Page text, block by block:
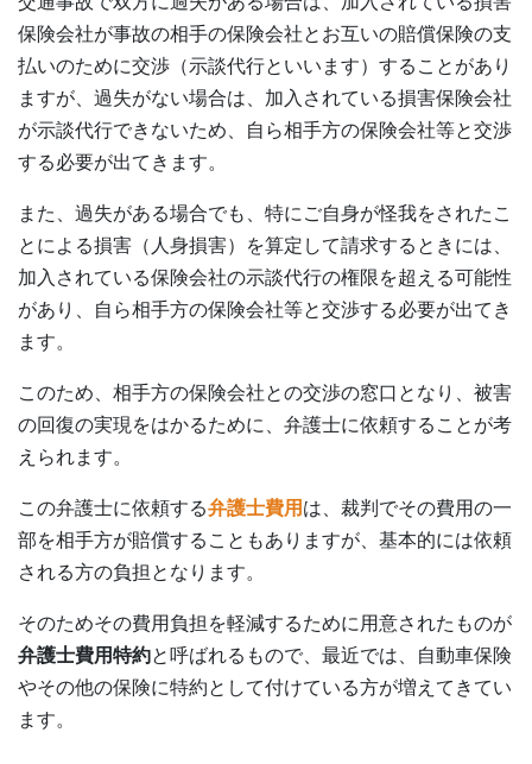
保険会社が事故の相手の保険会社とお互いの賠償保険の支
払いのために交渉（示談代行といいます）することがあり
ますが、過失がない場合は、加入されている損害保険会社
が示談代行できないため、自ら相手方の保険会社等と交渉
する必要が出てきます。
また、過失がある場合でも、特にご自身が怪我をされたこ
とによる損害（人身損害）を算定して請求するときには、
加入されている保険会社の示談代行の権限を超える可能性
があり、自ら相手方の保険会社等と交渉する必要が出てき
ます。
このため、相手方の保険会社との交渉の窓口となり、被害
の回復の実現をはかるために、弁護士に依頼することが考
えられます。
この弁護士に依頼する弁護士費用 は、裁判でその費用の一
部を相手方が賠償することもありますが、基本的には依頼
される方の負担となります。
そのためその費用負担を軽減するために用意されたものが
弁護士費用特約と呼ばれるもので、最近では、自動車保険
やその他の保険に特約として付けている方が増えてきてい
ます。